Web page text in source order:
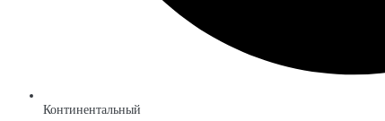
Континентальный